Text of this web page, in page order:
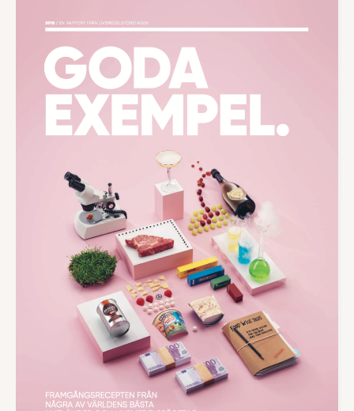
kommissionen, Regeringskansliet,
Kommerskollegium, Tillväxtverket och Business
Sweden. Dessutom har ett antal kvalitativa intervjuer
genomförts, bland annat med representanter från
Regeringskansliet, Kommerskollegium, Business
Sweden och med Livsmedelsföretagens egna
experter.